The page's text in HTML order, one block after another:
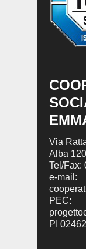
Via
Alba
Tel/Fax:
e-mail:
PEC:
PI